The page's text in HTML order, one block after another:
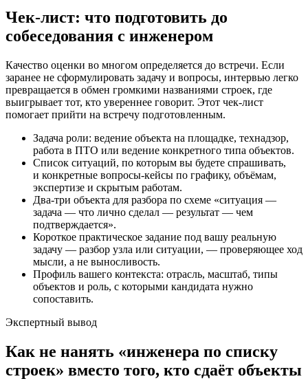
Чек-лист: что подготовить до
собеседования с инженером
Качество оценки во многом определяется до встречи. Если
заранее не сформулировать задачу и вопросы, интервью легко
превращается в обмен громкими названиями строек, где
выигрывает тот, кто увереннее говорит. Этот чек-лист
помогает прийти на встречу подготовленным.
Задача роли: ведение объекта на площадке, технадзор,
работа в ПТО или ведение конкретного типа объектов.
Список ситуаций, по которым вы будете спрашивать,
и конкретные вопросы-кейсы по графику, объёмам,
экспертизе и скрытым работам.
Два-три объекта для разбора по схеме «ситуация —
задача — что лично сделал — результат — чем
подтверждается».
Короткое практическое задание под вашу реальную
задачу — разбор узла или ситуации, — проверяющее ход
мысли, а не выносливость.
Профиль вашего контекста: отрасль, масштаб, типы
объектов и роль, с которыми кандидата нужно
сопоставить.
Экспертный вывод
Как не нанять «инженера по списку
строек» вместо того, кто сдаёт объекты